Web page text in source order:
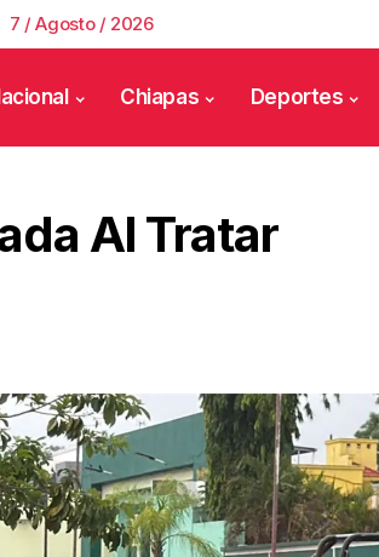
7 / Agosto / 2026
Chiapas Deportes
Al Tratar